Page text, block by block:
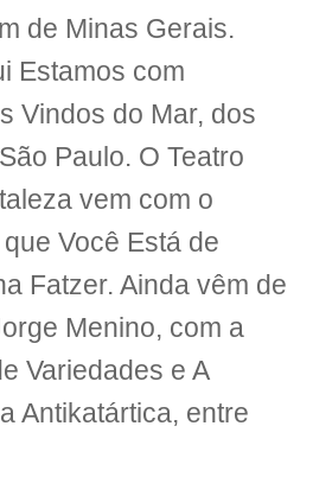
de Minas Gerais.
Estamos com
Vindos do Mar, dos
Paulo. O Teatro
vem com o
Você Está de
Fatzer. Ainda vêm de
Menino, com a
Variedades e A
Antikatártica, entre